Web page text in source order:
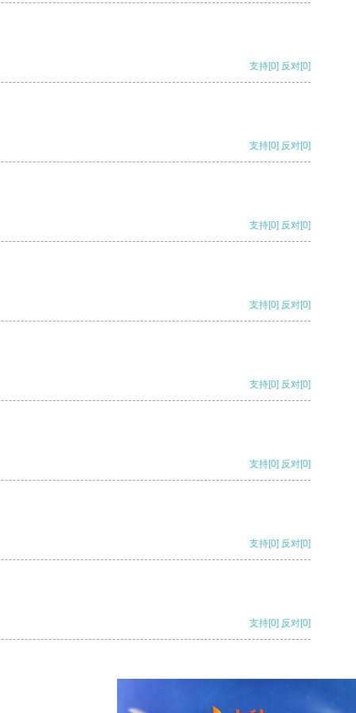
支持[0] 反对[0]
支持[0] 反对[0]
支持[0] 反对[0]
支持[0] 反对[0]
支持[0] 反对[0]
支持[0] 反对[0]
支持[0] 反对[0]
支持[0] 反对[0]